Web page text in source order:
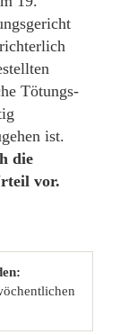
Tötungs-
ist.
die
vor.